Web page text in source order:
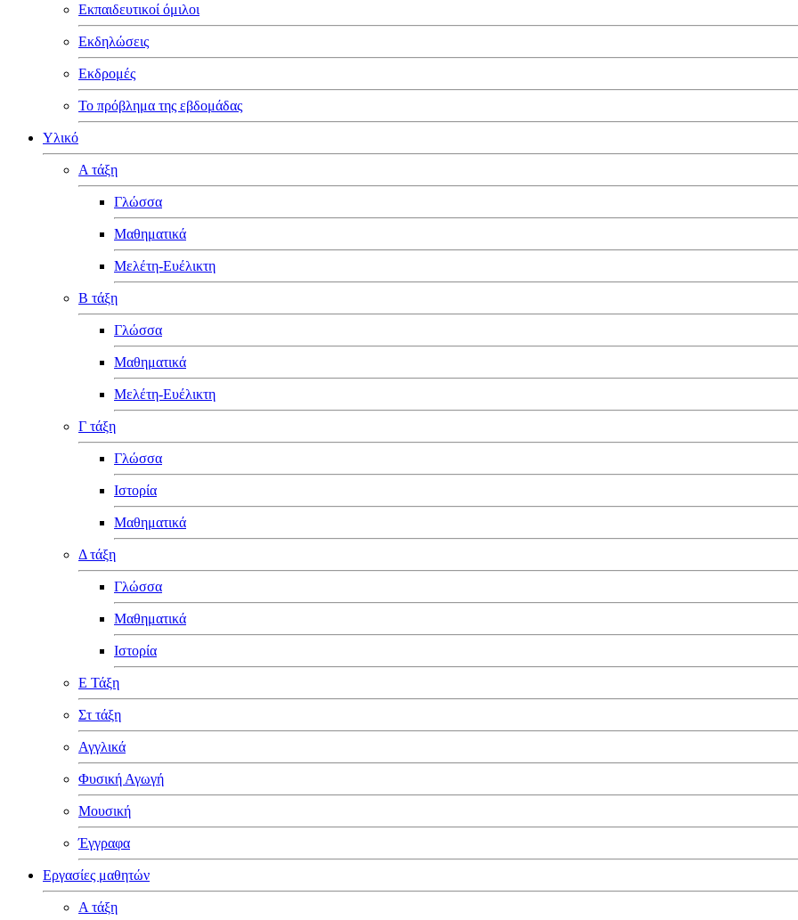
Εκπαιδευτικοί όμιλοι
Εκδηλώσεις
Εκδρομές
Το πρόβλημα της εβδομάδας
Υλικό
Α τάξη
Γλώσσα
Μαθηματικά
Μελέτη-Ευέλικτη
Β τάξη
Γλώσσα
Μαθηματικά
Μελέτη-Ευέλικτη
Γ τάξη
Γλώσσα
Ιστορία
Μαθηματικά
Δ τάξη
Γλώσσα
Μαθηματικά
Ιστορία
Ε Τάξη
Στ τάξη
Αγγλικά
Φυσική Αγωγή
Μουσική
Έγγραφα
Εργασίες μαθητών
Α τάξη